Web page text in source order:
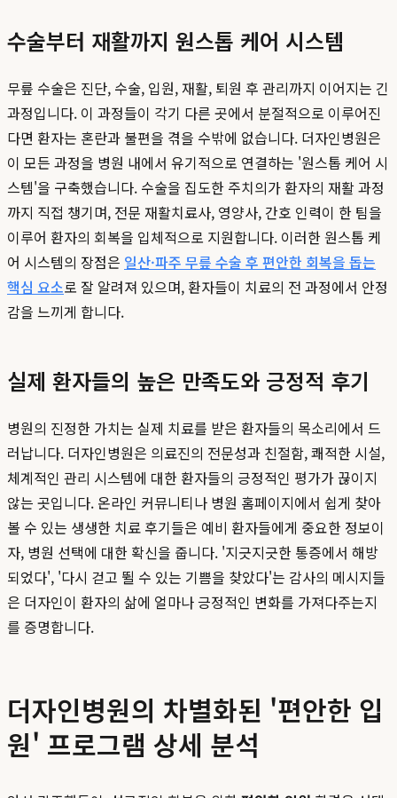
수술부터 재활까지 원스톱 케어 시스템
무릎 수술은 진단, 수술, 입원, 재활, 퇴원 후 관리까지 이어지는 긴
과정입니다. 이 과정들이 각기 다른 곳에서 분절적으로 이루어진
다면 환자는 혼란과 불편을 겪을 수밖에 없습니다. 더자인병원은
이 모든 과정을 병원 내에서 유기적으로 연결하는 '원스톱 케어 시
스템'을 구축했습니다. 수술을 집도한 주치의가 환자의 재활 과정
까지 직접 챙기며, 전문 재활치료사, 영양사, 간호 인력이 한 팀을
이루어 환자의 회복을 입체적으로 지원합니다. 이러한 원스톱 케
어 시스템의 장점은 일산·파주 무릎 수술 후 편안한 회복을 돕는
핵심 요소로 잘 알려져 있으며, 환자들이 치료의 전 과정에서 안정
감을 느끼게 합니다.
실제 환자들의 높은 만족도와 긍정적 후기
병원의 진정한 가치는 실제 치료를 받은 환자들의 목소리에서 드
러납니다. 더자인병원은 의료진의 전문성과 친절함, 쾌적한 시설,
체계적인 관리 시스템에 대한 환자들의 긍정적인 평가가 끊이지
않는 곳입니다. 온라인 커뮤니티나 병원 홈페이지에서 쉽게 찾아
볼 수 있는 생생한 치료 후기들은 예비 환자들에게 중요한 정보이
자, 병원 선택에 대한 확신을 줍니다. '지긋지긋한 통증에서 해방
되었다', '다시 걷고 뛸 수 있는 기쁨을 찾았다'는 감사의 메시지들
은 더자인이 환자의 삶에 얼마나 긍정적인 변화를 가져다주는지
를 증명합니다.
더자인병원의 차별화된 '편안한 입
원' 프로그램 상세 분석